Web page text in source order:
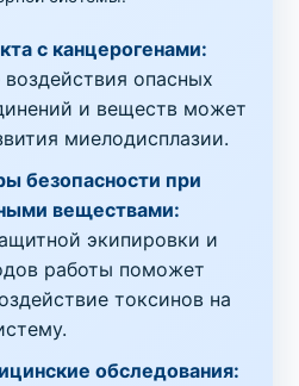
с канцерогенами:
опасных
и веществ может
миелодисплазии.
безопасности при
веществами:
экипировки и
работы поможет
токсинов на
обследования: